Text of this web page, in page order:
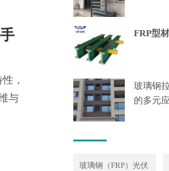
，
与
FRP型
玻璃钢
的多元
玻璃钢（FRP）光伏